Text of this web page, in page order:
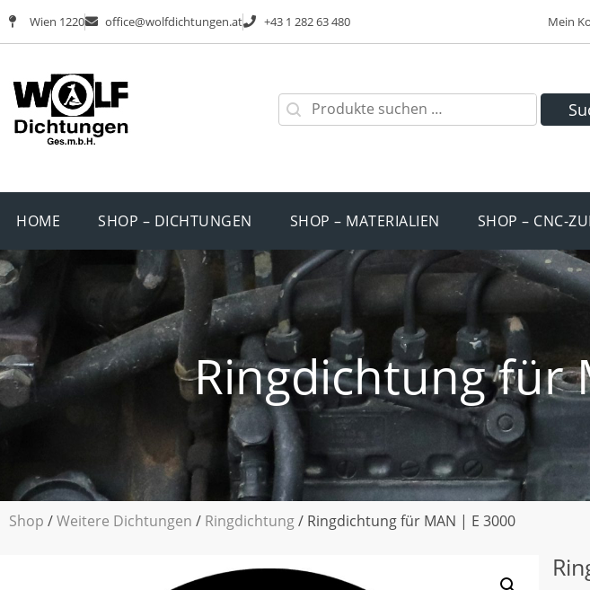
Wien 1220 office@wolfdichtungen.at +43 1 282 63 480 Mein
HOME SHOP – DICHTUNGEN SHOP – MATERIALIEN SHOP – CNC-
Ringdichtung für
Shop /Weitere Dichtungen / Ringdichtung/ Ringdichtung für MAN | E 3000